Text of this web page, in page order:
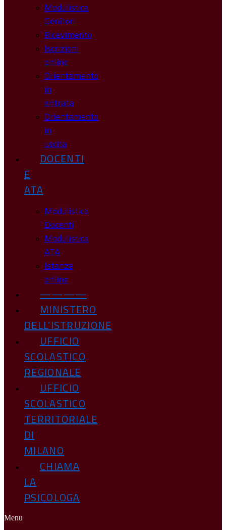
Modulistica
Genitori
Ricevimento
Iscrizioni
online
Orientamento
in
entrata
Orientamento
in
uscita
DOCENTI
E
ATA
Modulistica
Docenti
Modulistica
ATA
Istanze
online
————
MINISTERO
DELL’ISTRUZIONE
UFFICIO
SCOLASTICO
REGIONALE
UFFICIO
SCOLASTICO
TERRITORIALE
DI
MILANO
CHIAMA
LA
PSICOLOGA
Menu